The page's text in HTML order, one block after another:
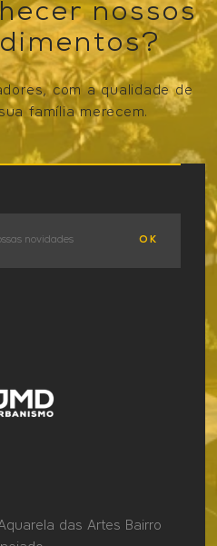
nossos
com a qualidade de
família merecem.
OK
das Artes Bairro